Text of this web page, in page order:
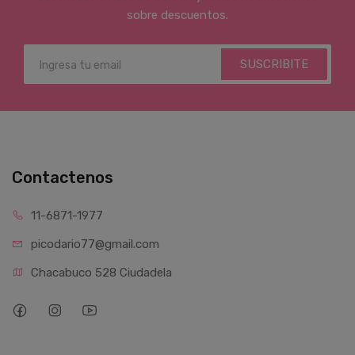
sobre descuentos.
SUSCRIBITE
Contactenos
11-6871-1977
picodario77@gmail.com
Chacabuco 528 Ciudadela